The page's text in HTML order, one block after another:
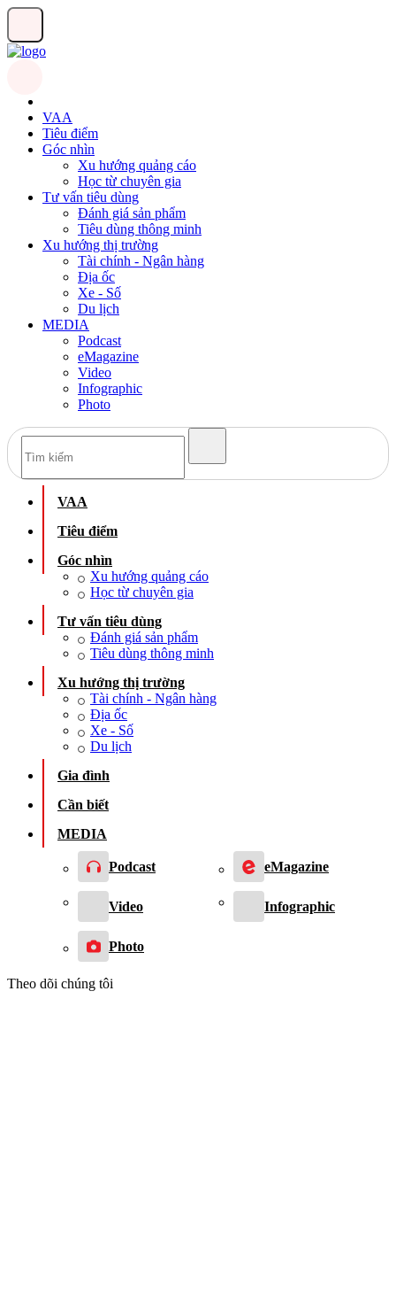
VAA
Tiêu điểm
Góc nhìn
Xu hướng quảng cáo
Học từ chuyên gia
Tư vấn tiêu dùng
Đánh giá sản phẩm
Tiêu dùng thông minh
Xu hướng thị trường
Tài chính - Ngân hàng
Địa ốc
Xe - Số
Du lịch
MEDIA
Podcast
eMagazine
Video
Infographic
Photo
VAA
Tiêu điểm
Góc nhìn
Xu hướng quảng cáo
Học từ chuyên gia
Tư vấn tiêu dùng
Đánh giá sản phẩm
Tiêu dùng thông minh
Xu hướng thị trường
Tài chính - Ngân hàng
Địa ốc
Xe - Số
Du lịch
Gia đình
Cần biết
MEDIA
Podcast eMagazine
Video Infographic
Photo
Theo dõi chúng tôi